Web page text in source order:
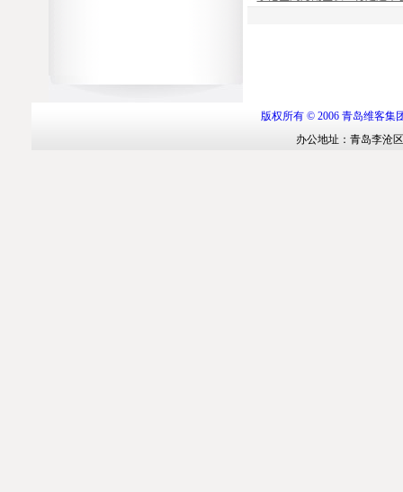
版权所有 © 2006 青岛维客集
办公地址：青岛李沧